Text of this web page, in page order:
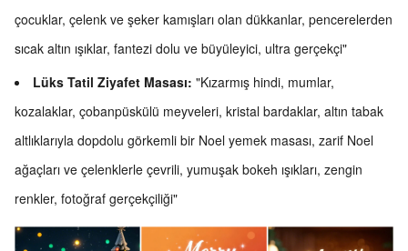
çocuklar, çelenk ve şeker kamışları olan dükkanlar, pencerelerden
sıcak altın ışıklar, fantezi dolu ve büyüleyici, ultra gerçekçi"
Lüks Tatil Ziyafet Masası: "Kızarmış hindi, mumlar,
kozalaklar, çobanpüskülü meyveleri, kristal bardaklar, altın tabak
altlıklarıyla dopdolu görkemli bir Noel yemek masası, zarif Noel
ağaçları ve çelenklerle çevrili, yumuşak bokeh ışıkları, zengin
renkler, fotoğraf gerçekçiliği"